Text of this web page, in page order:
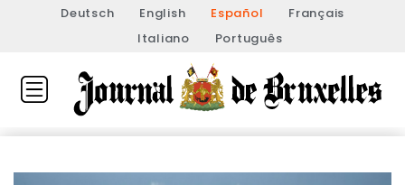
Deutsch English Español
Français
Italiano
Português